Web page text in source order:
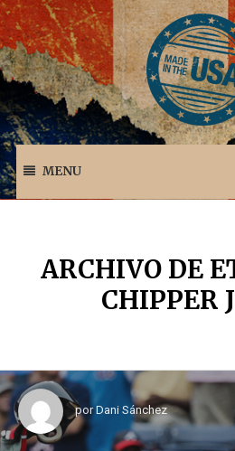
MENU
ARCHIVO DE
CHIPPER
porDani Sánchez